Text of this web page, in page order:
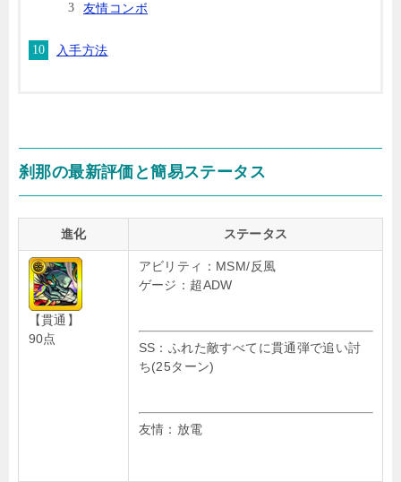
友情コンボ
入手方法
刹那の最新評価と簡易ステータス
進化 ステータス
【貫通】
90点
アビリティ：MSM/反風
ゲージ：超ADW
SS：ふれた敵すべてに貫通弾で追い討
ち(25ターン)
友情：放電